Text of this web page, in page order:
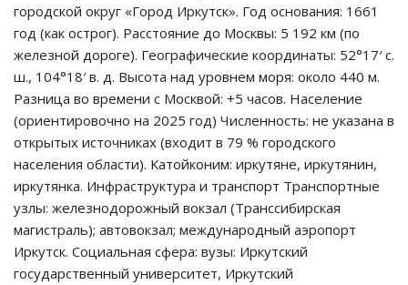
городской округ «Город Иркутск». Год основания: 1661
год (как острог). Расстояние до Москвы: 5 192 км (по
железной дороге). Географические координаты: 52°17′ с.
ш., 104°18′ в. д. Высота над уровнем моря: около 440 м.
Разница во времени с Москвой: +5 часов. Население
(ориентировочно на 2025 год) Численность: не указана в
открытых источниках (входит в 79 % городского
населения области). Катойконим: иркутяне, иркутянин,
иркутянка. Инфраструктура и транспорт Транспортные
узлы: железнодорожный вокзал (Транссибирская
магистраль); автовокзал; международный аэропорт
Иркутск. Социальная сфера: вузы: Иркутский
государственный университет, Иркутский